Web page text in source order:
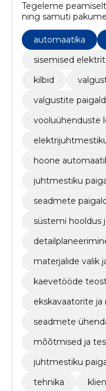
Tegeleme
ning samuti
kogenud meistritel
kogemust, mis
lõpptulemuse!
automaatika
sisemised
kilbid
valgustite
vooluühenduste
hoone
juhtmestiku
seadmete
süstemi hooldus
materjalide valik
kaevetööde
ekskavaatorite
seadmete
mõõtmised ja
juhtmestiku
tehnika